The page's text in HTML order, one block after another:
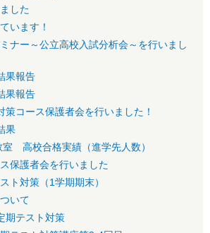
した
います！
ナー～公立高校入試分析会～を行いまし
果報告
果報告
策コース保護者会を行いました！
果
室 高校合格実績（進学先人数）
保護者会を行いました
ト対策（1学期期末）
いて
テスト対策